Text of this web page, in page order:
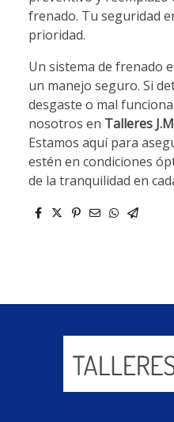
frenado. Tu seguridad
prioridad.
Un sistema de frenado
un manejo seguro. Si
desgaste o mal
nosotros en Talleres
Estamos aquí para
estén en condiciones
de la tranquilidad en